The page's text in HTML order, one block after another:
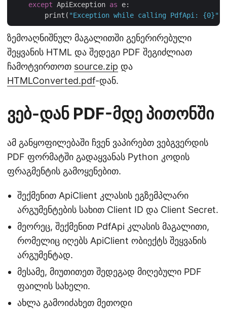
except ApiException as e:
        print(
"Exception while calling PdfApi: {0}"
ზემოაღნიშნულ მაგალითში გენერირებული
შეყვანის HTML და შედეგი PDF შეგიძლიათ
ჩამოტვირთოთ source.zip და
HTMLConverted.pdf-დან.
ვებ-დან PDF-მდე პითონში
ამ განყოფილებაში ჩვენ ვაპირებთ ვებგვერდის
PDF ფორმატში გადაყვანას Python კოდის
ფრაგმენტის გამოყენებით.
შექმენით ApiClient კლასის ეგზემპლარი
არგუმენტების სახით Client ID და Client Secret.
მეორეც, შექმენით PdfApi კლასის მაგალითი,
რომელიც იღებს ApiClient ობიექტს შეყვანის
არგუმენტად.
მესამე, მიუთითეთ შედეგად მიღებული PDF
ფაილის სახელი.
ახლა გამოიძახეთ მეთოდი